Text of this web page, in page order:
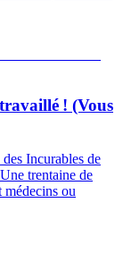
! (Vous
Incurables de
trentaine de
médecins ou